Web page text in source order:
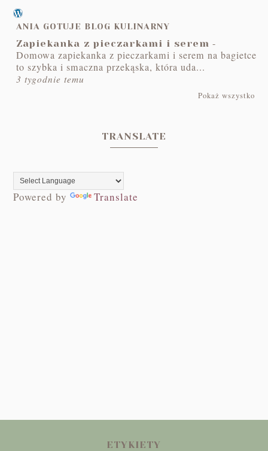
ANIA GOTUJE BLOG KULINARNY
Zapiekanka z pieczarkami i serem -
Domowa zapiekanka z pieczarkami i serem na bagietce
to szybka i smaczna przekąska, która uda...
3 tygodnie temu
Pokaż wszystko
TRANSLATE
Powered by Translate
ETYKIETY